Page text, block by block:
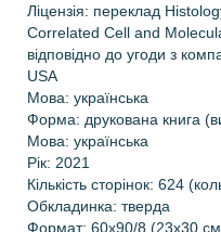
Ліцензія: переклад
Correlated Cell and
відповідно до угоди з
USA
Мова: українська
Форма: друкована книга
Мова: українська
Рік: 2021
Кількість сторінок: 624
Обкладинка: тверда
Формат: 60х90/8 (23х30